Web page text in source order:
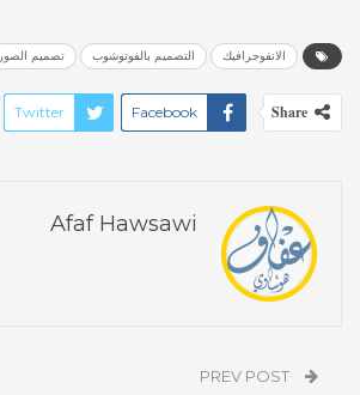
الانفوجرافيك التصميم بالفوتوشوب تصميم الصور
Share
Facebook
Twitter
Afaf Hawsawi